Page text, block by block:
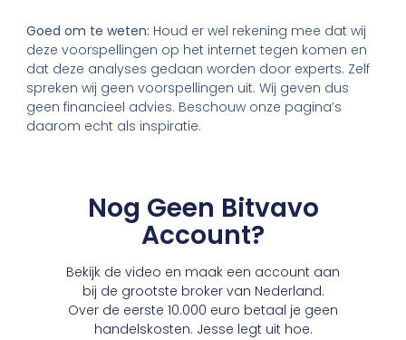
Goed om te weten: Houd er wel rekening mee dat wij
deze voorspellingen op het internet tegen komen en
dat deze analyses gedaan worden door experts. Zelf
spreken wij geen voorspellingen uit. Wij geven dus
geen financieel advies. Beschouw onze pagina’s
daarom echt als inspiratie.
Nog Geen Bitvavo
Account?
Bekijk de video en maak een account aan
bij de grootste broker van Nederland.
Over de eerste 10.000 euro betaal je geen
handelskosten. Jesse legt uit hoe.